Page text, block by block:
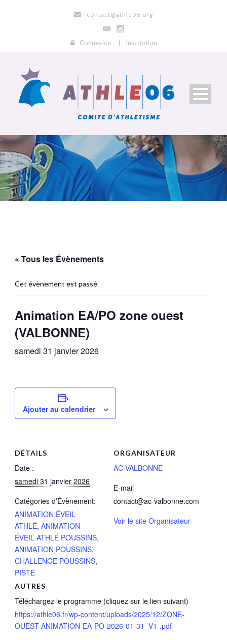
contact@athle06.org
Connexion Inscription
« Tous les Évènements
Cet évènement est passé
Animation EA/PO zone ouest
(VALBONNE)
samedi 31 janvier 2026
Ajouter au calendrier
DÉTAILS
Date :
samedi 31 janvier 2026
Catégories d’Évènement:
ANIMATION ÉVEIL
ATHLÉ, ANIMATION
ÉVEIL ATHLÉ POUSSINS,
ANIMATION POUSSINS,
CHALLENGE POUSSINS,
PISTE
ORGANISATEUR
AC VALBONNE
E-mail
contact@ac-valbonne.com
Voir le site Organisateur
AUTRES
Téléchargez le programme (cliquez sur le lien suivant)
https://athle06.fr/wp-content/uploads/2025/12/ZONE-
OUEST-ANIMATION-EA-PO-2026-01-31_V1-.pdf